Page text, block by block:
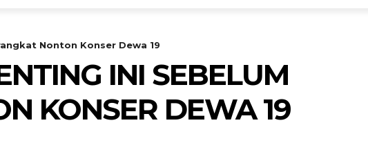
Nonton Konser Dewa 19
INI SEBELUM
KONSER DEWA 19